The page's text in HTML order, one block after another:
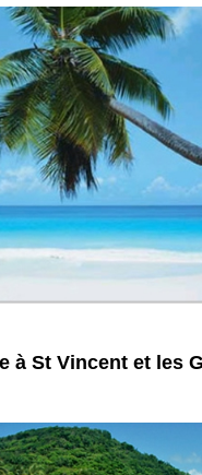
à St Vincent et les